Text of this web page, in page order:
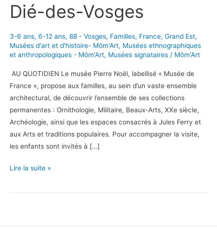
Dié-des-Vosges
3-6 ans, 6-12 ans, 88 - Vosges, Familles, France, Grand Est,
Musées d'art et d'histoire- Môm'Art, Musées ethnographiques
et anthropologiques - Môm'Art, Musées signataires / Môm'Art
AU QUOTIDIEN Le musée Pierre Noël, labellisé « Musée de
France », propose aux familles, au sein d’un vaste ensemble
architectural, de découvrir l’ensemble de ses collections
permanentes : Ornithologie, Militaire, Beaux-Arts, XXe siècle,
Archéologie, ainsi que les espaces consacrés à Jules Ferry et
aux Arts et traditions populaires. Pour accompagner la visite,
les enfants sont invités à […]
En
au
Lire la suite »